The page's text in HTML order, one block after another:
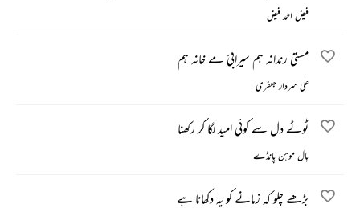
فیض احمد فیض
مستیٔ رندانہ ہم سیرابیٔ مے خانہ ہم
علی سردار جعفری
ٹوٹے دل سے کوئی امید لگا کر رکھنا
بال موہن پانڈے
بڑھے چلو کہ زمانے کو یہ دکھانا ہے